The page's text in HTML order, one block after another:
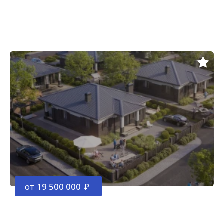
от 19 500 000